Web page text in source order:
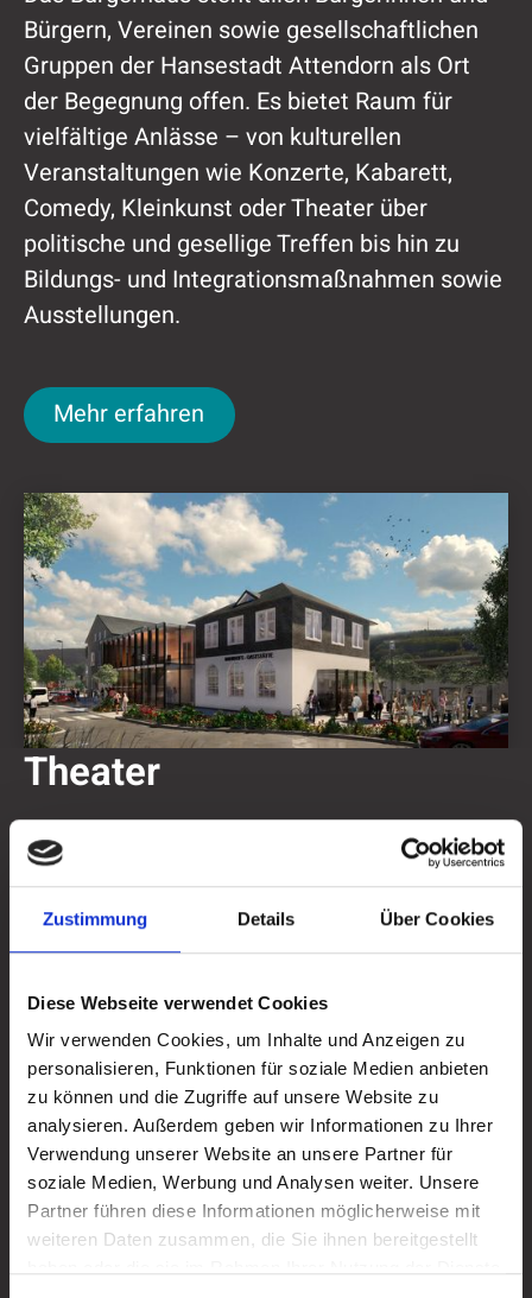
Zustimmung Details Über Cookies
Diese Webseite verwendet Cookies
Wir verwenden Cookies, um Inhalte und Anzeigen zu
personalisieren, Funktionen für soziale Medien anbieten
zu können und die Zugriffe auf unsere Website zu
analysieren. Außerdem geben wir Informationen zu Ihrer
Verwendung unserer Website an unsere Partner für
soziale Medien, Werbung und Analysen weiter. Unsere
Partner führen diese Informationen möglicherweise mit
weiteren Daten zusammen, die Sie ihnen bereitgestellt
Bürgern, Vereinen sowie gesellschaftlichen
Gruppen der Hansestadt Attendorn als Ort
der Begegnung offen. Es bietet Raum für
vielfältige Anlässe – von kulturellen
Veranstaltungen wie Konzerte, Kabarett,
Comedy, Kleinkunst oder Theater über
politische und gesellige Treffen bis hin zu
Bildungs- und Integrationsmaßnahmen sowie
Ausstellungen.
Mehr erfahren
Mehr erfahren
Theater
Theater gehört seit vielen Jahren fest zum
kulturellen Leben in der Hansestadt
Attendorn. Ob Krimi, Komödie, Musiktheater
oder Kindertheater – auf der Bühne werden
Stücke präsentiert, die sowohl unterhalten als
auch zum Nachdenken anregen. Mit einem
abwechslungsreichen Programm bietet das
Theater allen Generationen die Möglichkeit,
Kultur hautnah zu erleben und gemeinsam
besondere Abende zu verbringen.
Mehr erfahren
Mehr erfahren